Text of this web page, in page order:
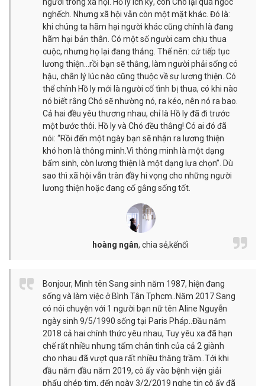
nghếch. Nhưng xã hội vẫn còn một mặt khác. Đó là:
khi chúng ta hãm hại người khác cũng chính là đang
hãm hại bản thân. Có một số người cam chịu thua
cuộc, nhưng họ lại đang thắng. Thế nên: cứ tiếp tục
lương thiện…rồi bạn sẽ thắng, làm người phải sống có
hậu, chân lý lúc nào cũng thuộc về sự lương thiện. Có
thể chính Hồ ly mới là người cố tình bị thua, có khi nào
nó biết rằng Chó sẽ nhường nó, ra kéo, nên nó ra bao.
Cả hai đều yêu thương nhau, chỉ là Hồ ly đã đi trước
một bước thôi. Hồ ly và Chó đều thắng! Có ai đó đã
nói: “Rồi đến một ngày bạn sẽ nhận ra lương thiện
khó hơn là thông minh.Vì thông minh là một dạng
bẩm sinh, còn lương thiện là một dạng lựa chọn”. Dù
sao thì xã hội vẫn tràn đầy hi vọng cho những người
lương thiện hoặc đang cố gắng sống tốt.
hoàng ngân, chia sẻ,kếnối
Bonjour, Mình tên Sang sinh năm 1987, hiện đang
sống và làm việc ở Bình Tân Tphcm..Năm 2017 Sang
có nói chuyện với 1 người bạn nữ tên Aline Nguyễn
ngày sinh 9/5/1990 sống tại Paris Pháp..Đầu năm
2018 cả hai chính thức yêu nhau, Tuy yêu xa đã hạn
chế rất nhiều nhưng tấm chân tình của cả 2 giành
cho nhau đã vượt qua rất nhiều thăng trầm..Tới khi
đầu năm đầu năm 2019, cô ấy vào bệnh viện giải
phẩu ghép tim, đến ngày 3/2/2019 nghe tin cô ấy đã